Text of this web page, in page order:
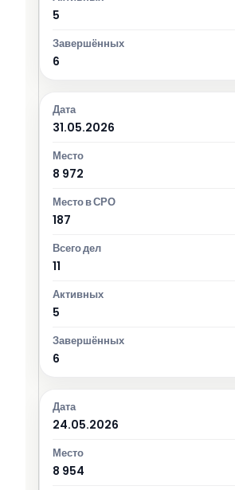
5
6
31.05.2026
8 972
187
11
5
6
24.05.2026
8 954